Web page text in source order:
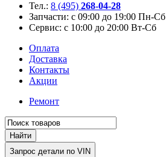
Тел.: 8 (495) 268-04-28
Запчасти: с 09:00 до 19:00 Пн-Сб
Сервис: с 10:00 до 20:00 Вт-Сб
Оплата
Доставка
Контакты
Акции
Ремонт